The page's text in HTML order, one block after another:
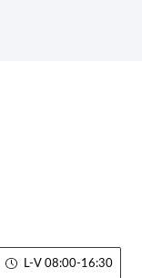
L-V 08:00-16:30